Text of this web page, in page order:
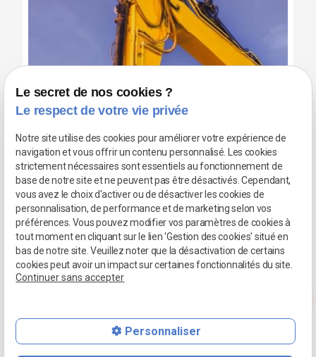
description
Pourquoi faire appel à cette entreprise de
démolition près de Grasse et Saint-Laurent-
Que ce soit unedémolition complèteou partielle de votre bien
immobilier, vous pouvez faire confiance à ce professionnel en
maçonnerie. Grâce à sa longue expertise dans le domaine, il dispose
Le secret de nos cookies ?
Le respect de votre vie privée
Notre site utilise des cookies pour améliorer votre expérience de
navigation et vous offrir un contenu personnalisé. Les cookies
strictement nécessaires sont essentiels au fonctionnement de
base de notre site et ne peuvent pas être désactivés. Cependant,
vous avez le choix d'activer ou de désactiver les cookies de
personnalisation, de performance et de marketing selon vos
préférences. Vous pouvez modifier vos paramètres de cookies à
tout moment en cliquant sur le lien 'Gestion des cookies' situé en
bas de notre site. Veuillez noter que la désactivation de certains
cookies peut avoir un impact sur certaines fonctionnalités du site.
Continuer sans accepter
Personnaliser